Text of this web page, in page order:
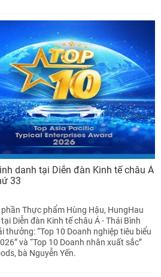
danh tại Diễn đàn Kinh tế châu Á
33
Thực phẩm Hùng Hậu, HungHau
Diễn đàn Kinh tế châu Á - Thái Bình
thưởng: “Top 10 Doanh nghiệp tiêu biểu
và “Top 10 Doanh nhân xuất sắc”
bà Nguyễn Yến.